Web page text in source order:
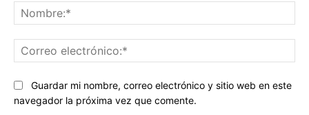
Guardar mi nombre, correo electrónico y sitio web en este
navegador la próxima vez que comente.